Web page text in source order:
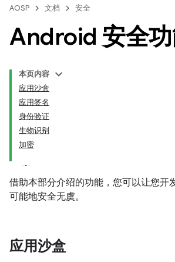
AOSP 文档 安全
Android 安全
本页内容
应用沙盒
应用签名
身份验证
生物识别
加密
借助本部分介绍的功能，您可以让您开
可能地安全无虞。
应用沙盒